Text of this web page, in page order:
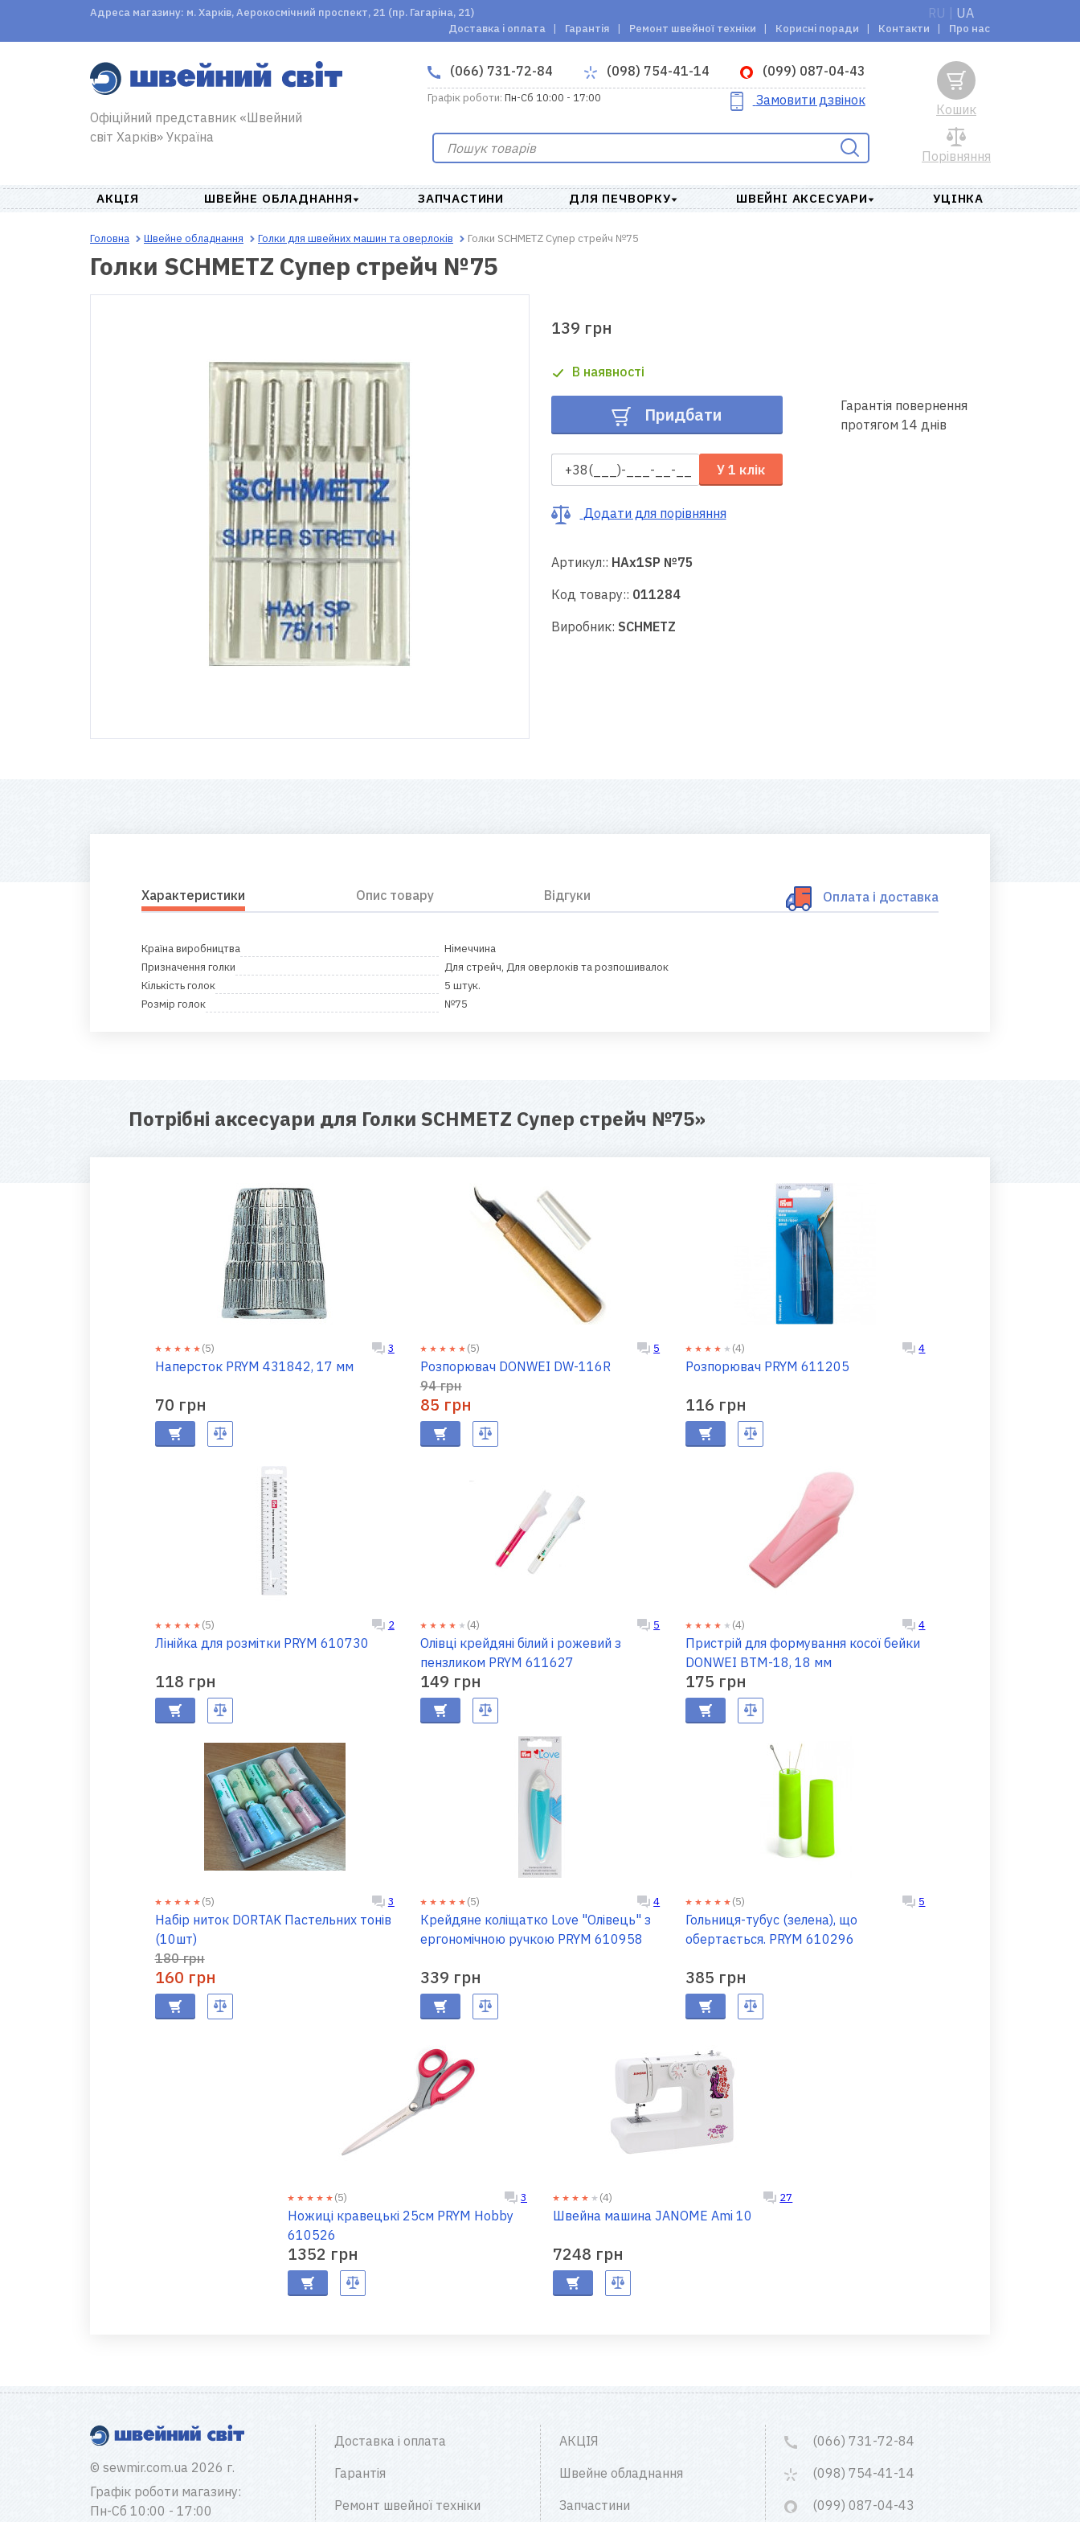
Адреса магазину: м. Харків, Аерокосмічний проспект, 21 (пр. Гагаріна, 21) RU UA
Доставка і оплата Гарантія Ремонт швейної техніки Корисні поради Контакти Про нас
Офіційний представник «Швейний
світ Харків» Україна
(066) 731-72-84 (098) 754-41-14 (099) 087-04-43
Графік роботи: Пн-Сб 10:00 - 17:00 Замовити дзвінок
Порівняння
Кошик
АКЦІЯ ШВЕЙНЕ ОБЛАДНАННЯ ЗАПЧАСТИНИ ДЛЯ ПЕЧВОРКУ ШВЕЙНІ АКСЕСУАРИ УЦІНКА
Головна Швейне обладнання Голки для швейних машин та оверлоків Голки SCHMETZ Супер стрейч №75
Голки SCHMETZ Супер стрейч №75
139 грн
В наявності
Придбати
У 1 клік
Гарантія повернення
протягом 14 днів
Додати для порівняння
Артикул:: HAx1SP №75
Код товару:: 011284
Виробник: SCHMETZ
Характеристики Опис товару Відгуки Оплата і доставка
Країна виробництва
Німеччина
Призначення голки
Для стрейч, Для оверлоків та розпошивалок
Кількість голок
5 штук.
Розмір голок
№75
Потрібні аксесуари для Голки SCHMETZ Супер стрейч №75»
(5) 3
Наперсток PRYM 431842, 17 мм
70 грн
(5) 5
Розпорювач DONWEI DW-116R
94 грн
85 грн
(4) 4
Розпорювач PRYM 611205
116 грн
(5) 2
Лінійка для розмітки PRYM 610730
118 грн
(4) 5
Олівці крейдяні білий і рожевий з
пензликом PRYM 611627
149 грн
(4) 4
Пристрій для формування косої бейки
DONWEI BTM-18, 18 мм
175 грн
(5) 3
Набір ниток DORTAK Пастельних тонів
(10шт)
180 грн
160 грн
(5) 4
Крейдяне коліщатко Love "Олівець" з
ергономічною ручкою PRYM 610958
339 грн
(5) 5
Гольниця-тубус (зелена), що
обертається. PRYM 610296
385 грн
(5) 3
Ножиці кравецькі 25см PRYM Hobby
610526
1352 грн
(4) 27
Швейна машина JANOME Ami 10
7248 грн
© sewmir.com.ua 2026 г.
Графік роботи магазину:
Пн-Сб 10:00 - 17:00
Доставка і оплата
Гарантія
Ремонт швейної техніки
АКЦІЯ
Швейне обладнання
Запчастини
(066) 731-72-84
(098) 754-41-14
(099) 087-04-43